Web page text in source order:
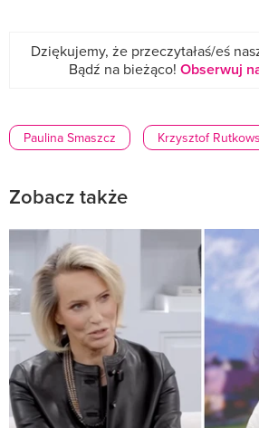
Dziękujemy, że przeczytałaś/eś
Bądź na bieżąco! Obserwuj
Paulina Smaszcz Krzysztof
Zobacz także